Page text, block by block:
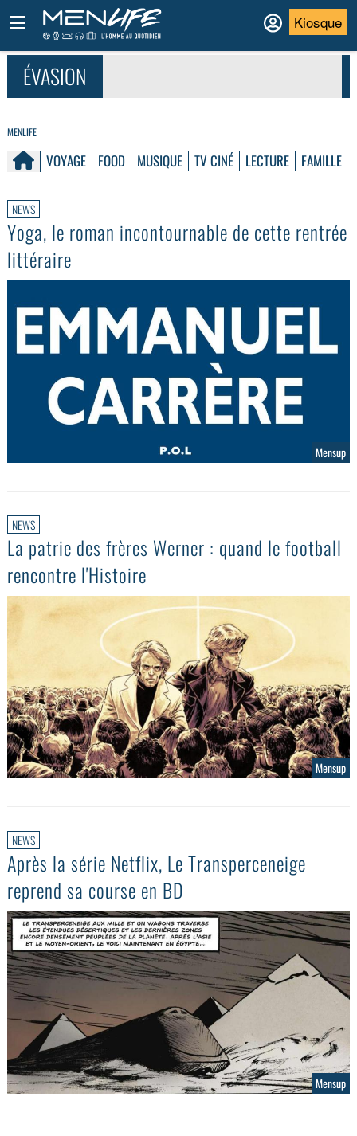
Kiosque
ÉVASION
MENLIFE
VOYAGE FOOD MUSIQUE TV CINÉ LECTURE FAMILLE
NEWS
Yoga, le roman incontournable de cette rentrée
littéraire
Mensup
NEWS
La patrie des frères Werner : quand le football
rencontre l'Histoire
Mensup
NEWS
Après la série Netflix, Le Transperceneige
reprend sa course en BD
Mensup